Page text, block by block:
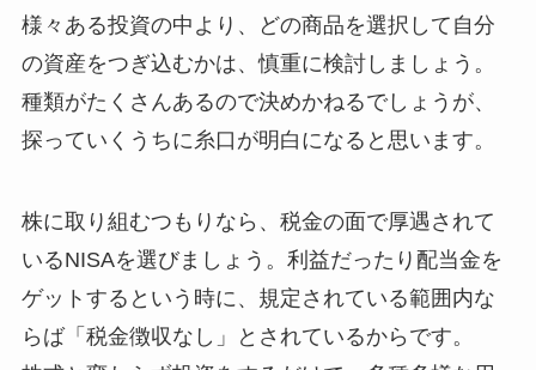
様々ある投資の中より、どの商品を選択して自分
の資産をつぎ込むかは、慎重に検討しましょう。
種類がたくさんあるので決めかねるでしょうが、
探っていくうちに糸口が明白になると思います。
株に取り組むつもりなら、税金の面で厚遇されて
いるNISAを選びましょう。利益だったり配当金を
ゲットするという時に、規定されている範囲内な
らば「税金徴収なし」とされているからです。